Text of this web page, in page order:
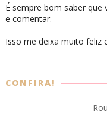
É sempre bom saber
e comentar.
Isso me deixa muito feliz
CONFIRA!